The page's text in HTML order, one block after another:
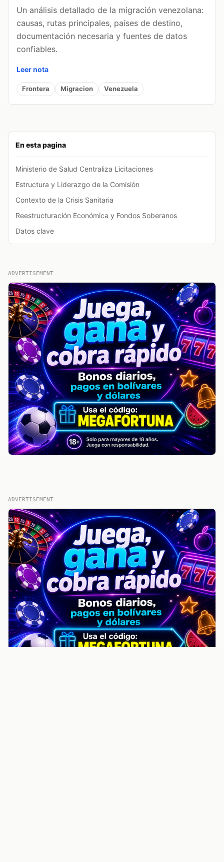
En esta pagina
Ministerio de Salud Centraliza Licitaciones
Estructura y Liderazgo de la Comisión
Contexto de la Crisis Sanitaria
Reestructuración Económica y Fondos Soberanos
Datos clave
Un análisis detallado de la migración venezolana:
causas, rutas principales, países de destino,
documentación necesaria y fuentes de datos
confiables.
Leer nota
Frontera Migracion Venezuela
ADVERTISEMENT
ADVERTISEMENT